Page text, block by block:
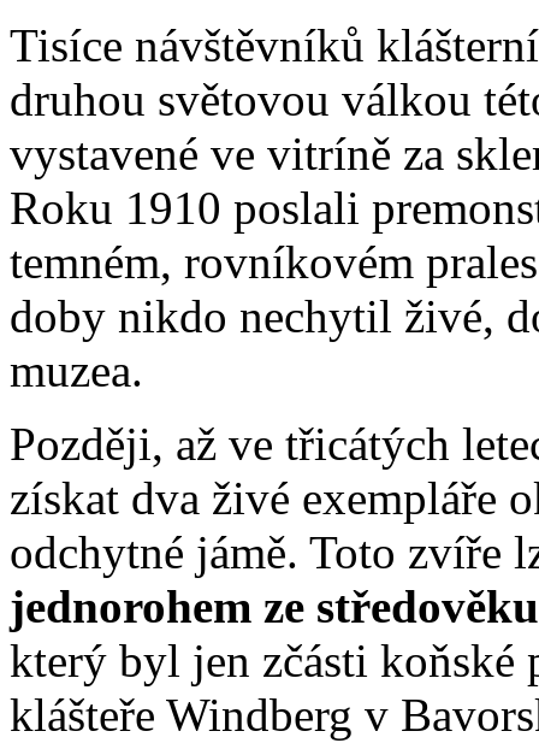
Tisíce návštěvníků
druhou světovou válkou
vystavené ve vitríně za
Roku 1910 poslali
temném, rovníkovém
doby nikdo nechytil živé,
muzea.
Později, až ve třicátých
získat dva živé exempláře
odchytné jámě. Toto zvíře
jednorohem ze středověku
který byl jen zčásti koňské
klášteře Windberg v